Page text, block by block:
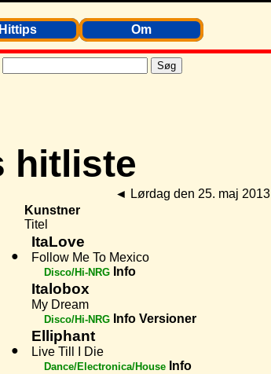
Hittips Om
◄ Lørdag den 25. maj 2013
Kunstner
Titel
●
ItaLove
Follow Me To Mexico
Disco/Hi-NRG Info
Italobox
My Dream
Disco/Hi-NRG Info Versioner
●
Elliphant
Live Till I Die
Dance/Electronica/House Info